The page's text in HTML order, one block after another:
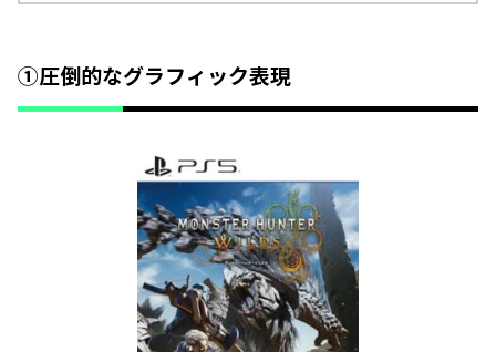
①圧倒的なグラフィック表現